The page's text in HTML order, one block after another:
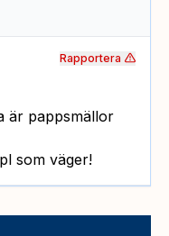
är pappsmällor
som väger!
Rapportera